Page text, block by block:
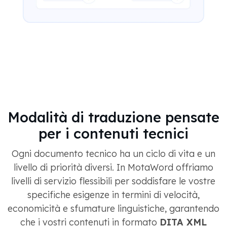
Modalità di traduzione pensate
per i contenuti tecnici
Ogni documento tecnico ha un ciclo di vita e un
livello di priorità diversi. In MotaWord offriamo
livelli di servizio flessibili per soddisfare le vostre
specifiche esigenze in termini di velocità,
economicità e sfumature linguistiche, garantendo
che i vostri contenuti in formato DITA XML